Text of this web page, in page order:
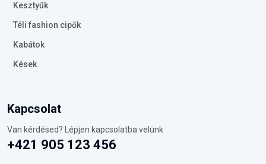
Kesztyűk
Téli fashion cipők
Kabátok
Kések
Kapcsolat
Van kérdésed? Lépjen kapcsolatba velünk
+421 905 123 456